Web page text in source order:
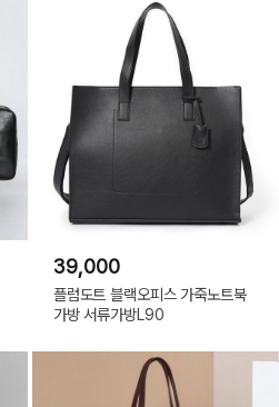
39,000
플럼도트 블랙오피스 가죽노트북
가방 서류가방L90